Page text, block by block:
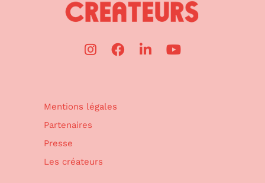
Mentions légales
Partenaires
Presse
Les créateurs